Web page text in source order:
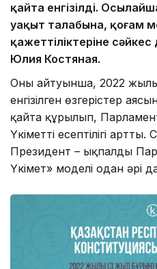
қайта енгізілді.
уақыт талабына, қоғам
қажеттіліктеріне
Юлия Костяная.
Оның айтуынша, 2022
енгізілген өзгерістер
қайта құрылып,
Үкіметтің есептілігі
Президент – ықпалды
Үкімет» моделі одан әрі